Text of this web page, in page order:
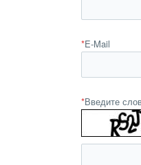
*E-Mail
*Введите